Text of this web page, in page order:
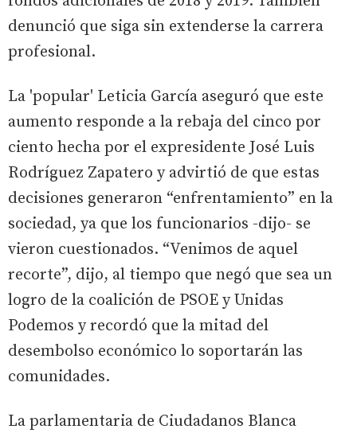
denunció que siga sin extenderse la carrera
profesional.
La 'popular' Leticia García aseguró que este
aumento responde a la rebaja del cinco por
ciento hecha por el expresidente José Luis
Rodríguez Zapatero y advirtió de que estas
decisiones generaron “enfrentamiento” en la
sociedad, ya que los funcionarios -dijo- se
vieron cuestionados. “Venimos de aquel
recorte”, dijo, al tiempo que negó que sea un
logro de la coalición de PSOE y Unidas
Podemos y recordó que la mitad del
desembolso económico lo soportarán las
comunidades.
La parlamentaria de Ciudadanos Blanca